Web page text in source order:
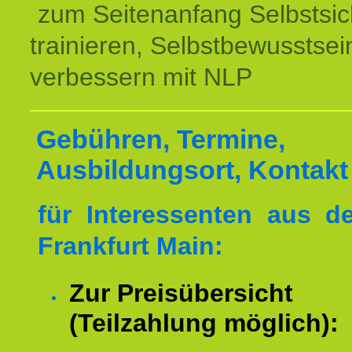
zum Seitenanfang
trainieren,
verbessern mit NLP
Gebühren, Termine,
Ausbildungsort, Kontakt
für Interessenten aus
Frankfurt Main:
Zur Preisübersicht
(Teilzahlung möglich):